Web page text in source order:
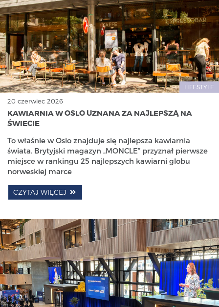
LIFESTYLE
20 czerwiec 2026
KAWIARNIA W OSLO UZNANA ZA NAJLEPSZĄ NA
ŚWIECIE
To właśnie w Oslo znajduje się najlepsza kawiarnia
świata. Brytyjski magazyn „MONCLE” przyznał pierwsze
miejsce w rankingu 25 najlepszych kawiarni globu
norweskiej marce
CZYTAJ WIĘCEJ